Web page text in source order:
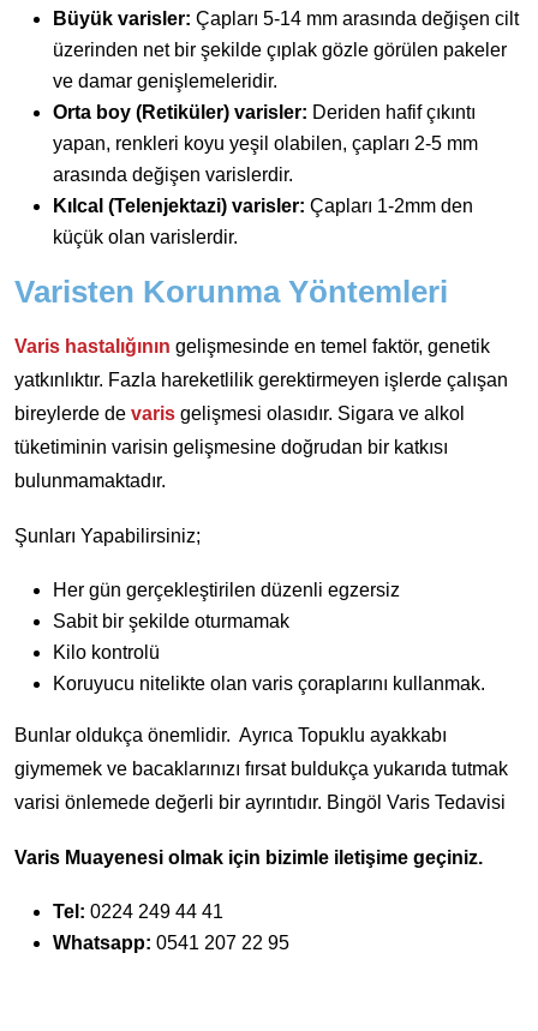
Büyük varisler: Çapları 5-14 mm arasında değişen cilt
üzerinden net bir şekilde çıplak gözle görülen pakeler
ve damar genişlemeleridir.
Orta boy (Retiküler) varisler: Deriden hafif çıkıntı
yapan, renkleri koyu yeşil olabilen, çapları 2-5 mm
arasında değişen varislerdir.
Kılcal (Telenjektazi) varisler: Çapları 1-2mm den
küçük olan varislerdir.
Varisten Korunma Yöntemleri
Varis hastalığının gelişmesinde en temel faktör, genetik
yatkınlıktır. Fazla hareketlilik gerektirmeyen işlerde çalışan
bireylerde de varis gelişmesi olasıdır. Sigara ve alkol
tüketiminin varisin gelişmesine doğrudan bir katkısı
bulunmamaktadır.
Şunları Yapabilirsiniz;
Her gün gerçekleştirilen düzenli egzersiz
Sabit bir şekilde oturmamak
Kilo kontrolü
Koruyucu nitelikte olan varis çoraplarını kullanmak.
Bunlar oldukça önemlidir. Ayrıca Topuklu ayakkabı
giymemek ve bacaklarınızı fırsat buldukça yukarıda tutmak
varisi önlemede değerli bir ayrıntıdır. Bingöl Varis Tedavisi
Varis Muayenesi olmak için bizimle iletişime geçiniz.
Tel: 0224 249 44 41
Whatsapp: 0541 207 22 95